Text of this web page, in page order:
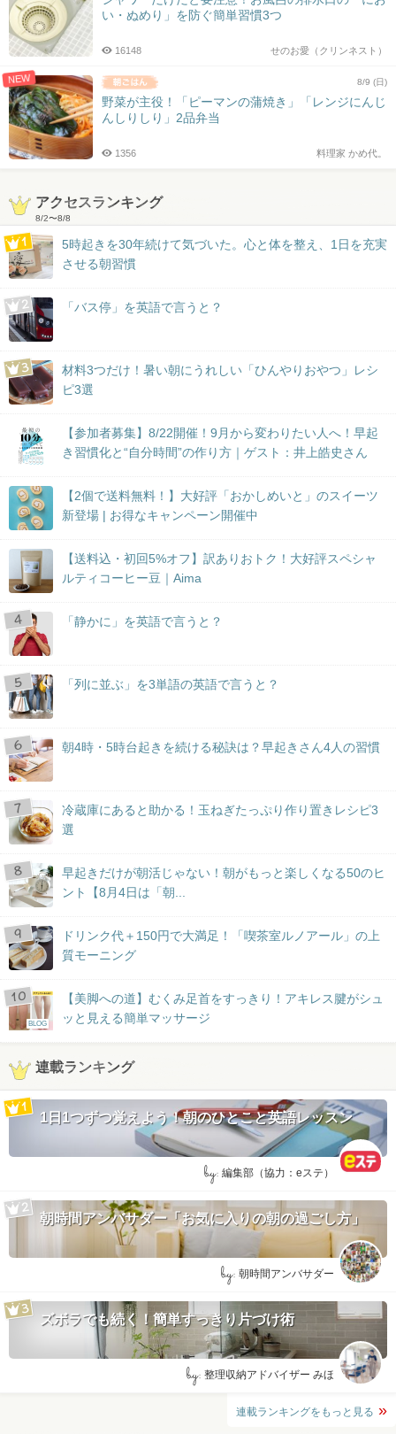
い・ぬめり」を防ぐ簡単習慣3つ
せのお愛（クリンネスト）
16148
NEW 8/9 (日)
野菜が主役！「ピーマンの蒲焼き」「レンジにんじ
んしりしり」2品弁当
料理家 かめ代。
1356
アクセスランキング
8/2〜8/8
5時起きを30年続けて気づいた。心と体を整え、1日を充実
させる朝習慣
「バス停」を英語で言うと？
材料3つだけ！暑い朝にうれしい「ひんやりおやつ」レシ
ピ3選
【参加者募集】8/22開催！9月から変わりたい人へ！早起
き習慣化と“自分時間”の作り方｜ゲスト：井上皓史さん
【2個で送料無料！】大好評「おかしめいと」のスイーツ
新登場 | お得なキャンペーン開催中
【送料込・初回5%オフ】訳ありおトク！大好評スペシャ
ルティコーヒー豆｜Aima
「静かに」を英語で言うと？
「列に並ぶ」を3単語の英語で言うと？
朝4時・5時台起きを続ける秘訣は？早起きさん4人の習慣
冷蔵庫にあると助かる！玉ねぎたっぷり作り置きレシピ3
選
早起きだけが朝活じゃない！朝がもっと楽しくなる50のヒ
ント【8月4日は「朝...
ドリンク代＋150円で大満足！「喫茶室ルノアール」の上
質モーニング
BLOG
【美脚への道】むくみ足首をすっきり！アキレス腱がシュ
ッと見える簡単マッサージ
連載ランキング
1日1つずつ覚えよう！朝のひとこと英語レッスン
by: 編集部（協力：eステ）
朝時間アンバサダー「お気に入りの朝の過ごし方」
by: 朝時間アンバサダー
ズボラでも続く！簡単すっきり片づけ術
by: 整理収納アドバイザー みほ
連載ランキングをもっと見る